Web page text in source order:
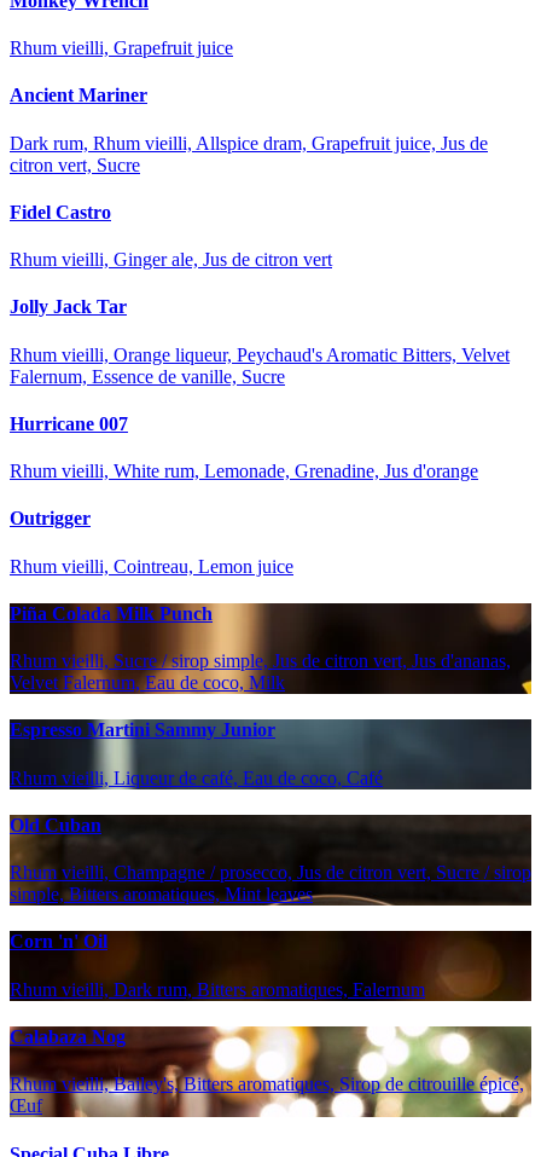
Rhum vieilli, Grapefruit juice
Ancient Mariner
Dark rum, Rhum vieilli, Allspice dram, Grapefruit juice, Jus de
citron vert, Sucre
Fidel Castro
Rhum vieilli, Ginger ale, Jus de citron vert
Jolly Jack Tar
Rhum vieilli, Orange liqueur, Peychaud's Aromatic Bitters, Velvet
Falernum, Essence de vanille, Sucre
Hurricane 007
Rhum vieilli, White rum, Lemonade, Grenadine, Jus d'orange
Outrigger
Rhum vieilli, Cointreau, Lemon juice
Piña Colada Milk Punch
Rhum vieilli, Sucre / sirop simple, Jus de citron vert, Jus d'ananas,
Velvet Falernum, Eau de coco, Milk
Espresso Martini Sammy Junior
Rhum vieilli, Liqueur de café, Eau de coco, Café
Old Cuban
Rhum vieilli, Champagne / prosecco, Jus de citron vert, Sucre / sirop
simple, Bitters aromatiques, Mint leaves
Corn 'n' Oil
Rhum vieilli, Dark rum, Bitters aromatiques, Falernum
Calabaza Nog
Rhum vieilli, Bailey's, Bitters aromatiques, Sirop de citrouille épicé,
Œuf